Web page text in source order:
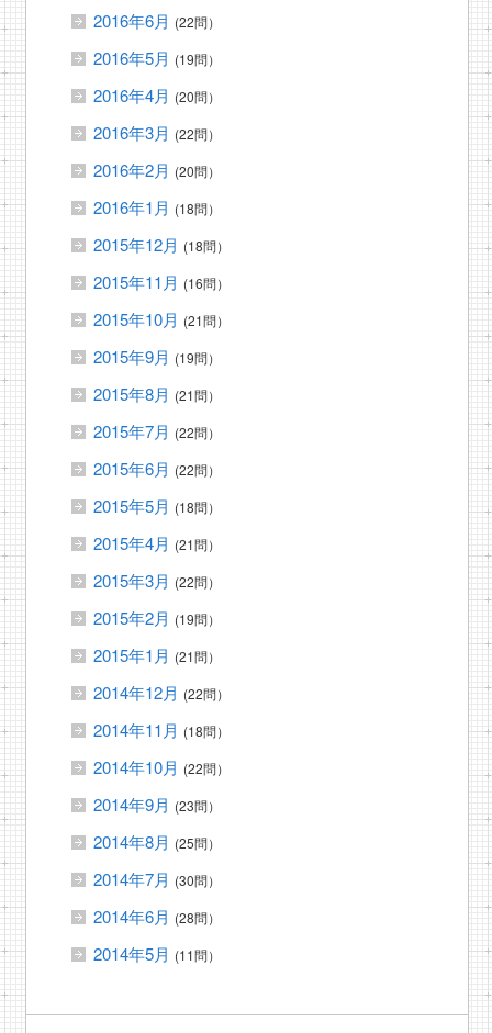
2016年6月 (22問）
2016年5月 (19問）
2016年4月 (20問）
2016年3月 (22問）
2016年2月 (20問）
2016年1月 (18問）
2015年12月 (18問）
2015年11月 (16問）
2015年10月 (21問）
2015年9月 (19問）
2015年8月 (21問）
2015年7月 (22問）
2015年6月 (22問）
2015年5月 (18問）
2015年4月 (21問）
2015年3月 (22問）
2015年2月 (19問）
2015年1月 (21問）
2014年12月 (22問）
2014年11月 (18問）
2014年10月 (22問）
2014年9月 (23問）
2014年8月 (25問）
2014年7月 (30問）
2014年6月 (28問）
2014年5月 (11問）